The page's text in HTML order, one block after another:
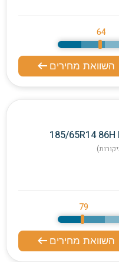
64
השוואת מחירים
185/65R14 86H
)
79
השוואת מחירים